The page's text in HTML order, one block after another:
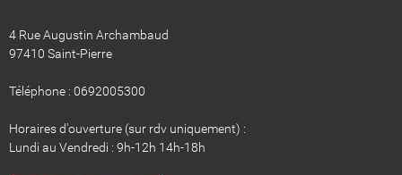
4 Rue Augustin Archambaud
97410 Saint-Pierre
Téléphone : 0692005300
Horaires d'ouverture (sur rdv uniquement) :
Lundi au Vendredi : 9h-12h 14h-18h